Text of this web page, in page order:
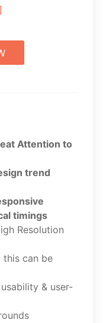
Attention to
trend
timings
Resolution
this can be
& user-